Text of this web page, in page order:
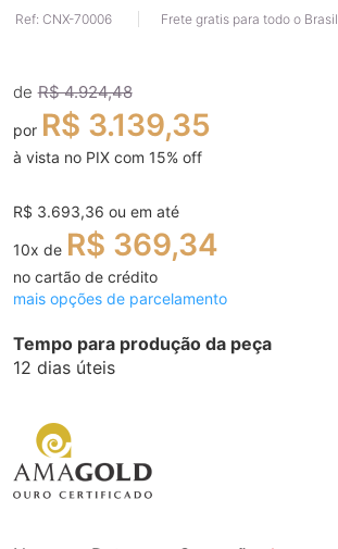
Ref: CNX-70006 Frete gratis para todo o Brasil
de R$ 4.924,48
por R$ 3.139,35
à vista no PIX com 15% off
R$ 3.693,36 ou em até
10x de R$ 369,34
no cartão de crédito
mais opções de parcelamento
Tempo para produção da peça
12 dias úteis